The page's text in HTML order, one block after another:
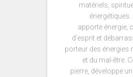
matériels,
énergétiques. Il
apporte énergie,
d’esprit et
porteur des énergies
et du mal-être.
pierre, développe